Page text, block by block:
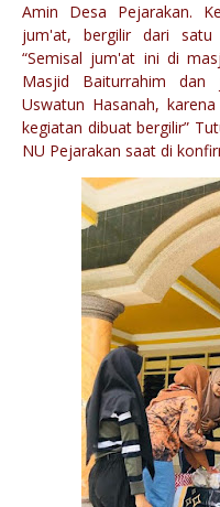
Amin Desa Pejarakan.
jum'at, bergilir dari
“Semisal jum'at ini di
Masjid Baiturrahim
Uswatun Hasanah,
kegiatan dibuat bergilir”
NU Pejarakan saat di